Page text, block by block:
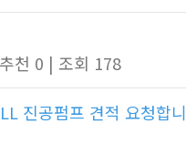
추천 0 | 조회 178
진공펌프 견적 요청합니